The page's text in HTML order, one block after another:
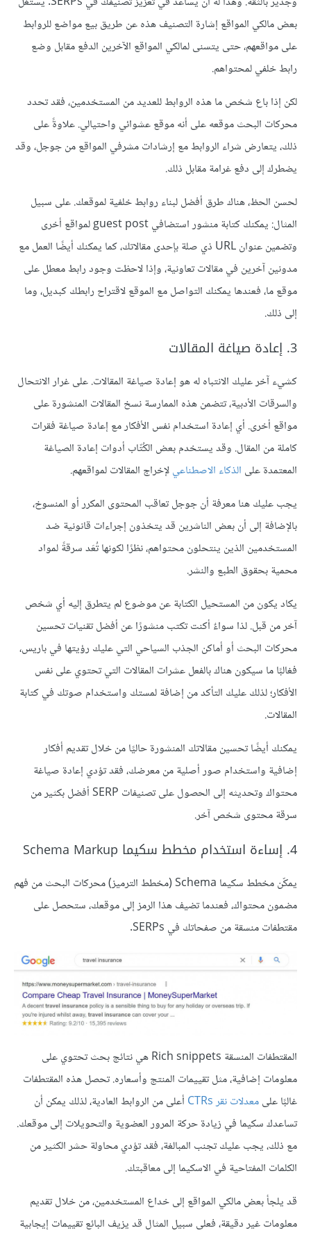
بعض مالكي المواقع إشارة التصنيف هذه عن طريق بيع مواضع للروابط
على مواقعهم، حتى يتسنى لمالكي المواقع الآخرين الدفع مقابل وضع
رابط خلفي لمحتواهم.
لكن إذا باع شخص ما هذه الروابط للعديد من المستخدمين، فقد تحدد
محركات البحث موقعه على أنه موقع عشوائي واحتيالي. علاوةً على
ذلك، يتعارض شراء الروابط مع إرشادات مشرفي المواقع من جوجل، وقد
يضطرك إلى دفع غرامة مقابل ذلك.
لحسن الحظ، هناك طرق أفضل لبناء روابط خلفية لموقعك. على سبيل
المثال: يمكنك كتابة منشور استضافي guest post لمواقع أخرى
وتضمين عنوان URL ذي صلة بإحدى مقالاتك، كما يمكنك أيضًا العمل مع
مدونين آخرين في مقالات تعاونية، وإذا لاحظت وجود رابط معطل على
موقع ما، فعندها يمكنك التواصل مع الموقع لاقتراح رابطك كبديل، وما
إلى ذلك.
3. إعادة صياغة المقالات
كشيء آخر عليك الانتباه له هو إعادة صياغة المقالات. على غرار الانتحال
والسرقات الأدبية، تتضمن هذه الممارسة نسخ المقالات المنشورة على
مواقع أخرى. أي إعادة استخدام نفس الأفكار مع إعادة صياغة فقرات
كاملة من المقال. وقد يستخدم بعض الكُتّاب أدوات إعادة الصياغة
المعتمدة على الذكاء الاصطناعيلإخراج المقالات لمواقعهم.
يجب عليك هنا معرفة أن جوجل تعاقب المحتوى المكرر أو المنسوخ،
بالإضافة إلى أن بعض الناشرين قد يتخذون إجراءات قانونية ضد
المستخدمين الذين ينتحلون محتواهم، نظرًا لكونها تُعَد سرقةً لمواد
محمية بحقوق الطبع والنشر.
يكاد يكون من المستحيل الكتابة عن موضوع لم يتطرق إليه أي شخص
آخر من قبل. لذا سواءٌ أكنت تكتب منشورًا عن أفضل تقنيات تحسين
محركات البحث أو أماكن الجذب السياحي التي عليك رؤيتها في باريس،
فغالبًا ما سيكون هناك بالفعل عشرات المقالات التي تحتوي على نفس
الأفكار؛ لذلك عليك التأكد من إضافة لمستك واستخدام صوتك في كتابة
المقالات.
يمكنك أيضًا تحسين مقالاتك المنشورة حاليًا من خلال تقديم أفكار
إضافية واستخدام صور أصلية من معرضك، فقد تؤدي إعادة صياغة
محتواك وتحديثه إلى الحصول على تصنيفات SERP أفضل بكثير من
سرقة محتوى شخص آخر.
4. إساءة استخدام مخطط سكيما Schema Markup
يمكّن مخطط سكيما Schema (مخطط الترميز) محركات البحث من فهم
مضمون محتواك، فعندما تضيف هذا الرمز إلى موقعك، ستحصل على
مقتطفات منسقة من صفحاتك في SERPs.
المقتطفات المنسقة Rich snippets هي نتائج بحث تحتوي على
معلومات إضافية، مثل تقييمات المنتج وأسعاره. تحصل هذه المقتطفات
غالبًا علىمعدلات نقر CTRs
أعلى من الروابط العادية، لذلك يمكن أن
تساعدك سكيما في زيادة حركة المرور العضوية والتحويلات إلى موقعك.
مع ذلك، يجب عليك تجنب المبالغة، فقد تؤدي محاولة حشر الكثير من
الكلمات المفتاحية في الاسكيما إلى معاقبتك.
قد يلجأ بعض مالكي المواقع إلى خداع المستخدمين، من خلال تقديم
معلومات غير دقيقة، فعلى سبيل المثال قد يزيف البائع تقييمات إيجابية